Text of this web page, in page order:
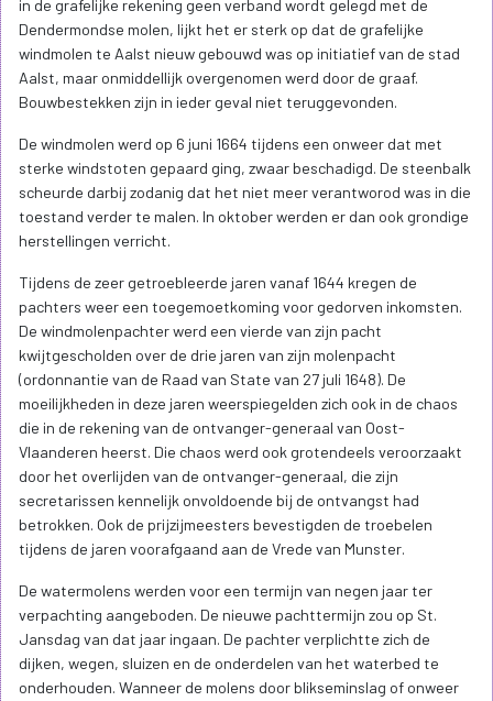
in de grafelijke rekening geen verband wordt gelegd met de
Dendermondse molen, lijkt het er sterk op dat de grafelijke
windmolen te Aalst nieuw gebouwd was op initiatief van de stad
Aalst, maar onmiddellijk overgenomen werd door de graaf.
Bouwbestekken zijn in ieder geval niet teruggevonden.
De windmolen werd op 6 juni 1664 tijdens een onweer dat met
sterke windstoten gepaard ging, zwaar beschadigd. De steenbalk
scheurde darbij zodanig dat het niet meer verantworod was in die
toestand verder te malen. In oktober werden er dan ook grondige
herstellingen verricht.
Tijdens de zeer getroebleerde jaren vanaf 1644 kregen de
pachters weer een toegemoetkoming voor gedorven inkomsten.
De windmolenpachter werd een vierde van zijn pacht
kwijtgescholden over de drie jaren van zijn molenpacht
(ordonnantie van de Raad van State van 27 juli 1648). De
moeilijkheden in deze jaren weerspiegelden zich ook in de chaos
die in de rekening van de ontvanger-generaal van Oost-
Vlaanderen heerst. Die chaos werd ook grotendeels veroorzaakt
door het overlijden van de ontvanger-generaal, die zijn
secretarissen kennelijk onvoldoende bij de ontvangst had
betrokken. Ook de prijzijmeesters bevestigden de troebelen
tijdens de jaren voorafgaand aan de Vrede van Munster.
De watermolens werden voor een termijn van negen jaar ter
verpachting aangeboden. De nieuwe pachttermijn zou op St.
Jansdag van dat jaar ingaan. De pachter verplichtte zich de
dijken, wegen, sluizen en de onderdelen van het waterbed te
onderhouden. Wanneer de molens door blikseminslag of onweer